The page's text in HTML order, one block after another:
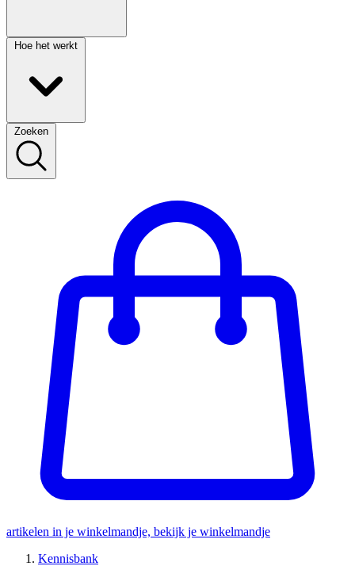
Hoe het werkt
Zoeken
artikelen in je winkelmandje, bekijk je winkelmandje
Kennisbank